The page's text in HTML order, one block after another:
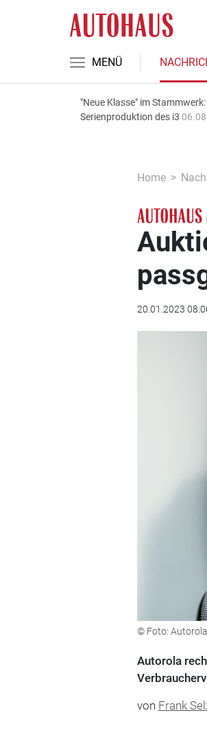
MENÜ
"Neue Klasse" im
Serienproduktion des i3
Home
20.01.2023
© Foto: Autorola
Autorola
von Frank